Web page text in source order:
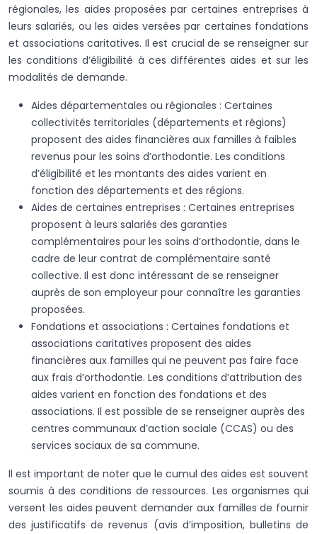
régionales, les aides proposées par certaines entreprises à
leurs salariés, ou les aides versées par certaines fondations
et associations caritatives. Il est crucial de se renseigner sur
les conditions d’éligibilité à ces différentes aides et sur les
modalités de demande.
Aides départementales ou régionales : Certaines
collectivités territoriales (départements et régions)
proposent des aides financières aux familles à faibles
revenus pour les soins d’orthodontie. Les conditions
d’éligibilité et les montants des aides varient en
fonction des départements et des régions.
Aides de certaines entreprises : Certaines entreprises
proposent à leurs salariés des garanties
complémentaires pour les soins d’orthodontie, dans le
cadre de leur contrat de complémentaire santé
collective. Il est donc intéressant de se renseigner
auprès de son employeur pour connaître les garanties
proposées.
Fondations et associations : Certaines fondations et
associations caritatives proposent des aides
financières aux familles qui ne peuvent pas faire face
aux frais d’orthodontie. Les conditions d’attribution des
aides varient en fonction des fondations et des
associations. Il est possible de se renseigner auprès des
centres communaux d’action sociale (CCAS) ou des
services sociaux de sa commune.
Il est important de noter que le cumul des aides est souvent
soumis à des conditions de ressources. Les organismes qui
versent les aides peuvent demander aux familles de fournir
des justificatifs de revenus (avis d’imposition, bulletins de